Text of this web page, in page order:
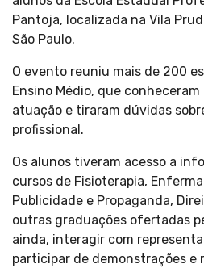
Pantoja, localizada na Vila
São Paulo.
O evento reuniu mais de 200
Ensino Médio, que
atuação e tiraram dúvidas
profissional.
Os alunos tiveram acesso a
cursos de Fisioterapia,
Publicidade e Propaganda,
outras graduações ofertadas
ainda, interagir com
participar de demonstrações e